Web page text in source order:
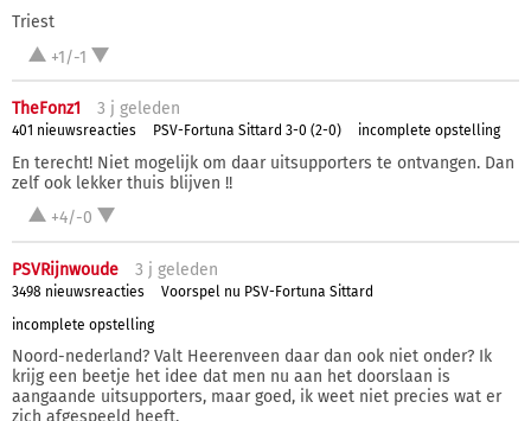
Triest
+1/-1
TheFonz1 3 j geleden
401 nieuwsreacties PSV-Fortuna Sittard 3-0 (2-0) incomplete opstelling
En terecht! Niet mogelijk om daar uitsupporters te ontvangen. Dan
zelf ook lekker thuis blijven !!
+4/-0
PSVRijnwoude 3 j geleden
3498 nieuwsreacties
Voorspel nu PSV-Fortuna Sittard
incomplete opstelling
Noord-nederland? Valt Heerenveen daar dan ook niet onder? Ik
krijg een beetje het idee dat men nu aan het doorslaan is
aangaande uitsupporters, maar goed, ik weet niet precies wat er